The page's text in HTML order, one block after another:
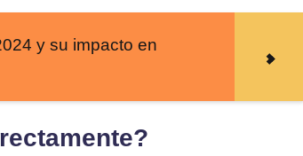
y su impacto en